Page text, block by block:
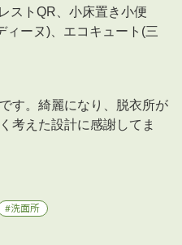
ストQR、小床置き小便
ィーヌ)、エコキュート(三
す。綺麗になり、脱衣所が
考えた設計に感謝してま
洗面所